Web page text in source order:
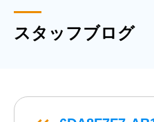
スタッフブログ